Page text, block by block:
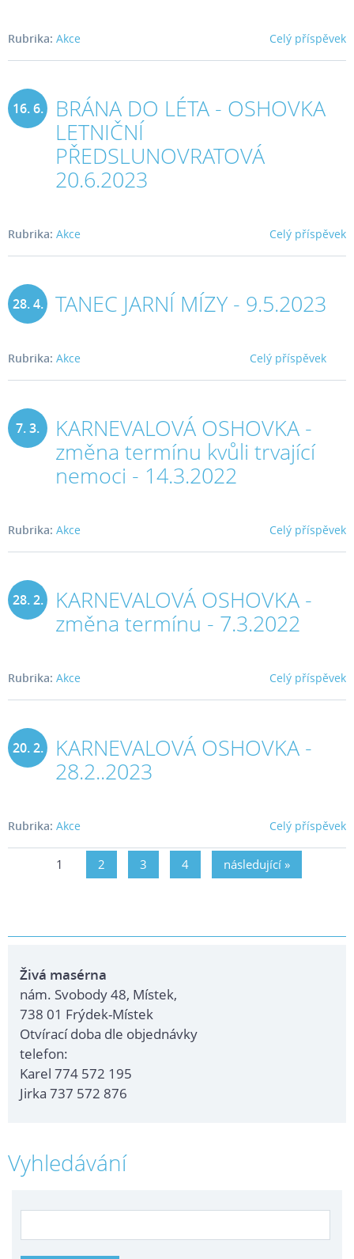
Celý příspěvek
Rubrika: Akce
16. 6.
BRÁNA DO LÉTA - OSHOVKA
LETNIČNÍ
PŘEDSLUNOVRATOVÁ
20.6.2023
Celý příspěvek
Rubrika: Akce
28. 4. TANEC JARNÍ MÍZY - 9.5.2023
Celý příspěvek
Rubrika: Akce
7. 3.
KARNEVALOVÁ OSHOVKA -
změna termínu kvůli trvající
nemoci - 14.3.2022
Celý příspěvek
Rubrika: Akce
28. 2.
KARNEVALOVÁ OSHOVKA -
změna termínu - 7.3.2022
Celý příspěvek
Rubrika: Akce
20. 2.
KARNEVALOVÁ OSHOVKA -
28.2..2023
Celý příspěvek
Rubrika: Akce
1 2 3 4 následující »
Živá masérna
nám. Svobody 48, Místek,
738 01 Frýdek-Místek
Otvírací doba dle objednávky
telefon:
Karel 774 572 195
Jirka 737 572 876
Vyhledávání